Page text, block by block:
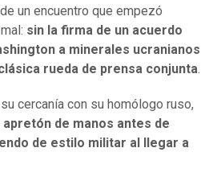
un encuentro que empezó
sin la firma de un acuerdo
a minerales ucranianos
rueda de prensa conjunta.
cercanía con su homólogo ruso,
apretón de manos antes de
de estilo militar al llegar a